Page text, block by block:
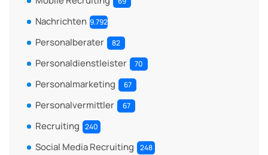
Nachrichten 9.792
Personalberater 82
Personaldienstleister 70
Personalmarketing 67
Personalvermittler 67
Recruiting 240
Social Media Recruiting 248